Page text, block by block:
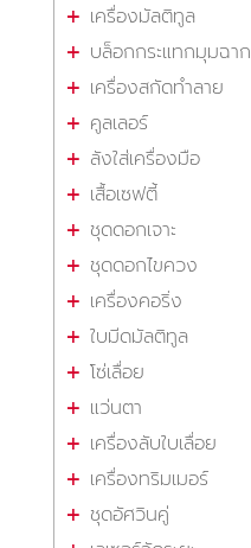
เครื่องมัลติทูล
บล็อกกระแทกมุมฉาก
เครื่องสกัดทำลาย
คูลเลอร์
ลังใส่เครื่องมือ
เสื้อเซฟตี้
ชุดดอกเจาะ
ชุดดอกไขควง
เครื่องคอริ่ง
ใบมีดมัลติทูล
โซ่เลื่อย
แว่นตา
เครื่องลับใบเลื่อย
เครื่องทริมเมอร์
ชุดอัศวินคู่